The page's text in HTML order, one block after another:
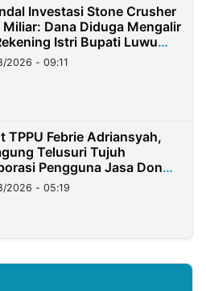
Investasi Stone Crusher
Miliar: Dana Diduga Mengalir
Istri Bupati Luwu
2026 - 09:11
TPPU Febrie Adriansyah,
Telusuri Tujuh
Pengguna Jasa Don
2026 - 05:19